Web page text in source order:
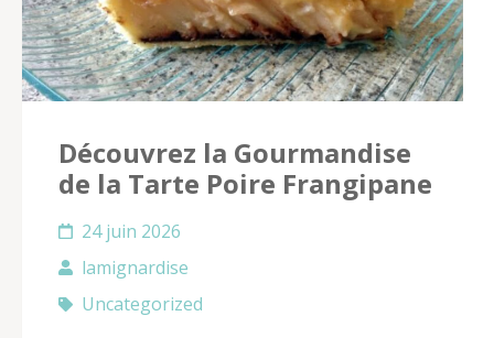
Découvrez la Gourmandise
de la Tarte Poire Frangipane
24 juin 2026
lamignardise
Uncategorized